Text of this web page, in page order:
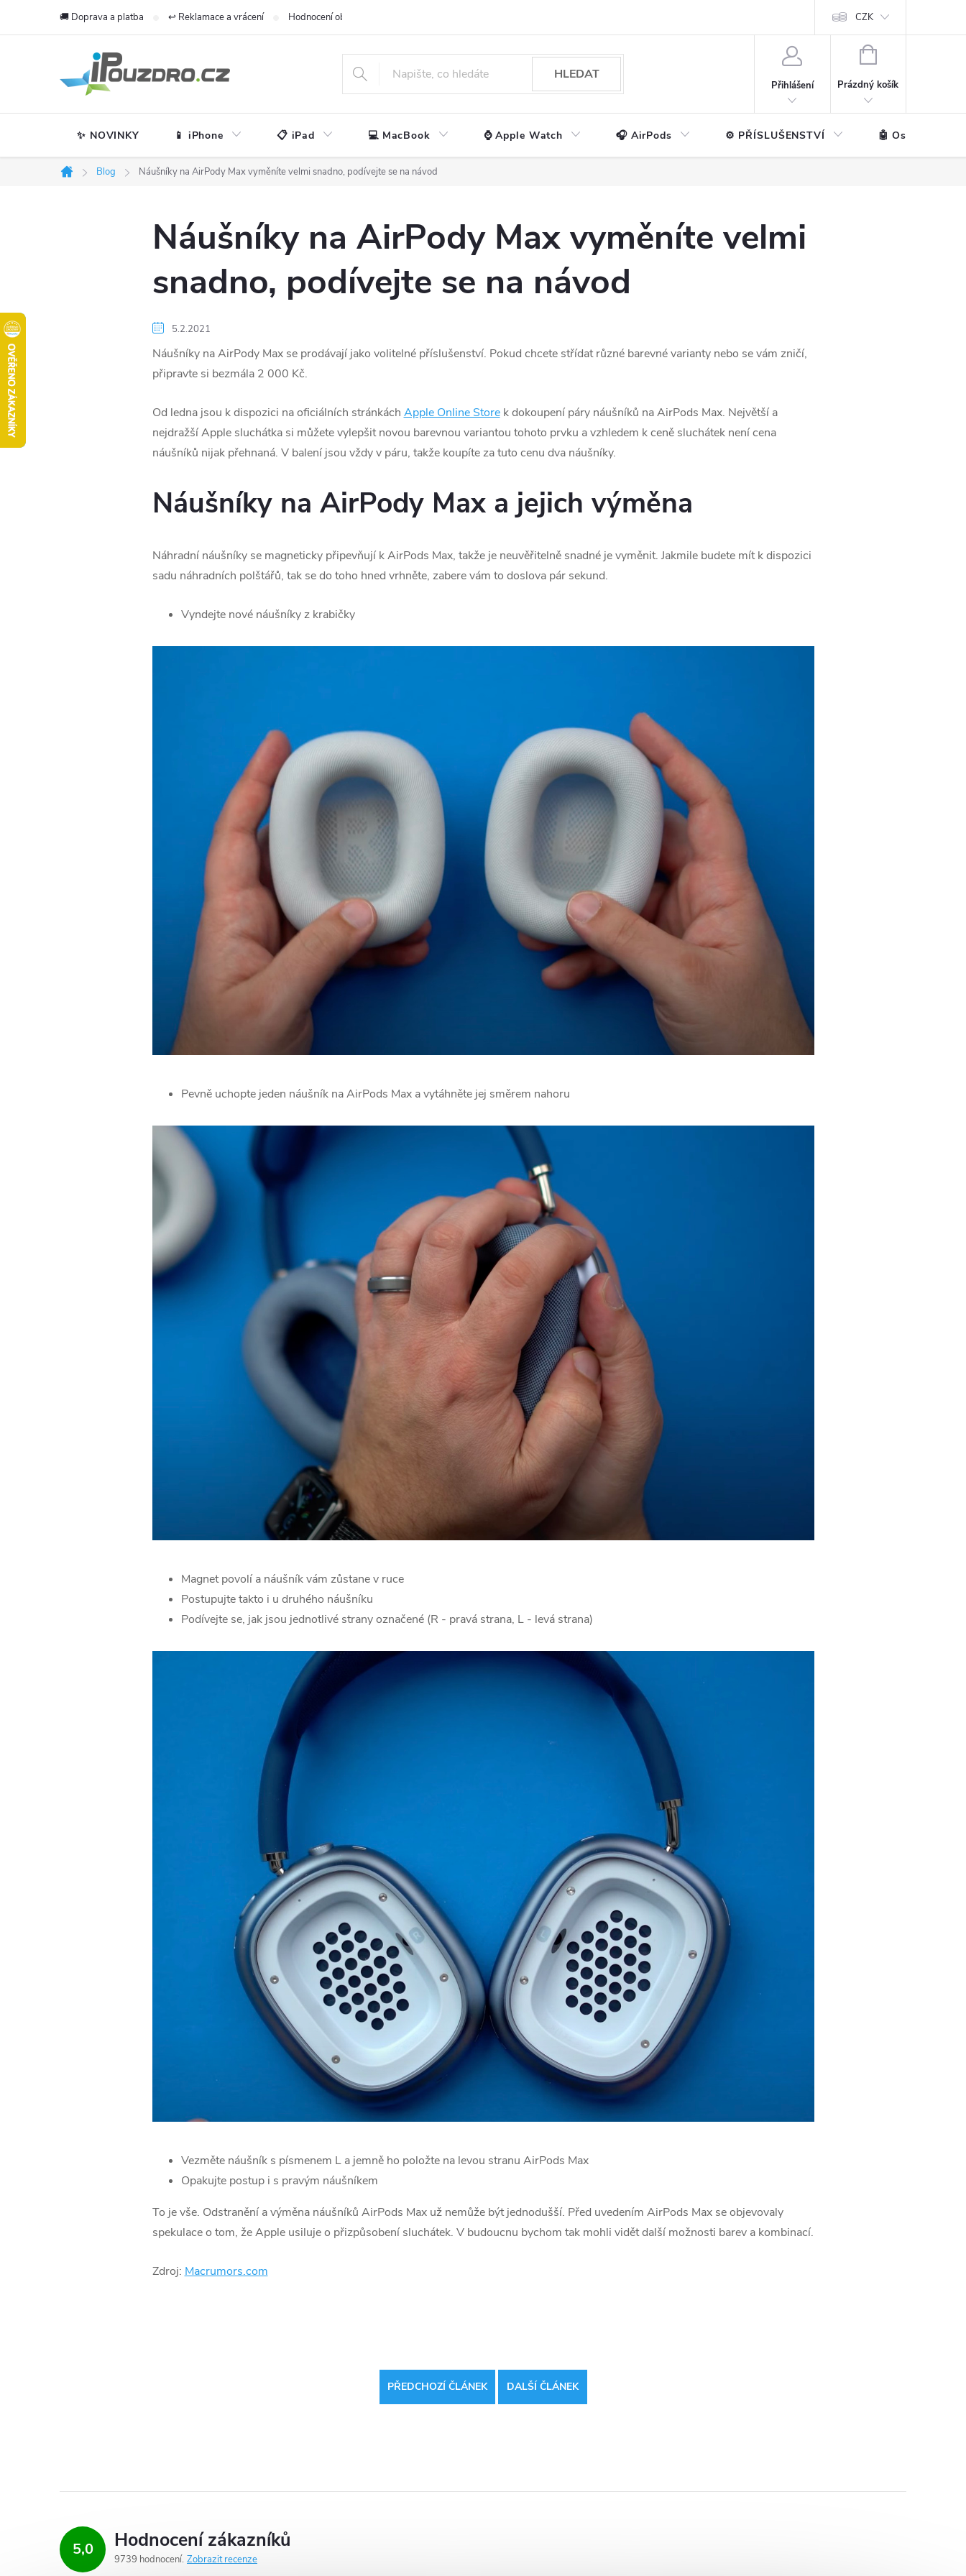
🚚 Doprava a platba ↩️ Reklamace a vrácení Hodnocení obchodu CZK
HLEDAT
Přihlášení
NÁKUPNÍ
Prázdný košík
✨ NOVINKY 📱 iPhone 📋 iPad 💻 MacBook ⌚ Apple Watch 🎧 AirPods ⚙️ PŘÍSLUŠENSTVÍ 🤖 Ostatní
Domů
Blog Náušníky na AirPody Max vyměníte velmi snadno, podívejte se na návod
Náušníky na AirPody Max vyměníte velmi
snadno, podívejte se na návod
5.2.2021
Náušníky na AirPody Max se prodávají jako volitelné příslušenství. Pokud chcete střídat různé barevné varianty nebo se vám zničí,
připravte si bezmála 2 000 Kč.
Od ledna jsou k dispozici na oficiálních stránkách Apple Online Storek dokoupení páry náušníků na AirPods Max. Největší a
nejdražší Apple sluchátka si můžete vylepšit novou barevnou variantou tohoto prvku a vzhledem k ceně sluchátek není cena
náušníků nijak přehnaná. V balení jsou vždy v páru, takže koupíte za tuto cenu dva náušníky.
Náušníky na AirPody Max a jejich výměna
Náhradní náušníky se magneticky připevňují k ‌AirPods Max‌, takže je neuvěřitelně snadné je vyměnit. Jakmile budete mít k dispozici
sadu náhradních polštářů, tak se do toho hned vrhněte, zabere vám to doslova pár sekund.
Vyndejte nové náušníky z krabičky
Pevně uchopte jeden náušník na AirPods Max a vytáhněte jej směrem nahoru
Magnet povolí a náušník vám zůstane v ruce
Postupujte takto i u druhého náušníku
Podívejte se, jak jsou jednotlivé strany označené (R - pravá strana, L - levá strana)
Vezměte náušník s písmenem L a jemně ho položte na levou stranu AirPods Max
Opakujte postup i s pravým náušníkem
To je vše. Odstranění a výměna náušníků ‌AirPods Max‌ už nemůže být jednodušší. Před uvedením AirPods Max‌ se objevovaly
spekulace o tom, že Apple usiluje o přizpůsobení sluchátek. V budoucnu bychom tak mohli vidět další možnosti barev a kombinací.
Zdroj: Macrumors.com
PŘEDCHOZÍ ČLÁNEK DALŠÍ ČLÁNEK
5,0 Hodnocení zákazníků
9739 hodnocení Zobrazit recenze